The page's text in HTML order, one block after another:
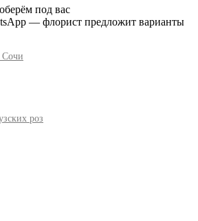
под вас
— флорист предложит варианты
Сочи
роз